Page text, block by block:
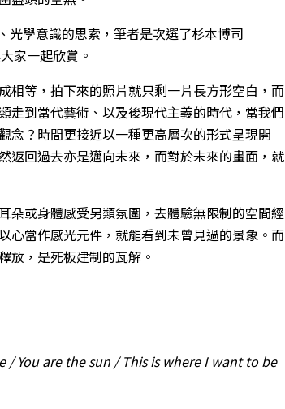
光學意識的思索，筆者是次選了杉本博司
家一起欣賞。
相等，拍下來的照片就只剩一片長方形空白，而
走到當代藝術、以及後現代主義的時代，當我們
念？時間更接近以一種更高層次的形式呈現開
返回過去亦是邁向未來，而對於未來的畫面，就
朵或身體感受另類氛圍，去體驗無限制的空間經
心當作感光元件，就能看到未曾見過的景象。而
放，是死板建制的瓦解。
You are the sun / This is where I want to be